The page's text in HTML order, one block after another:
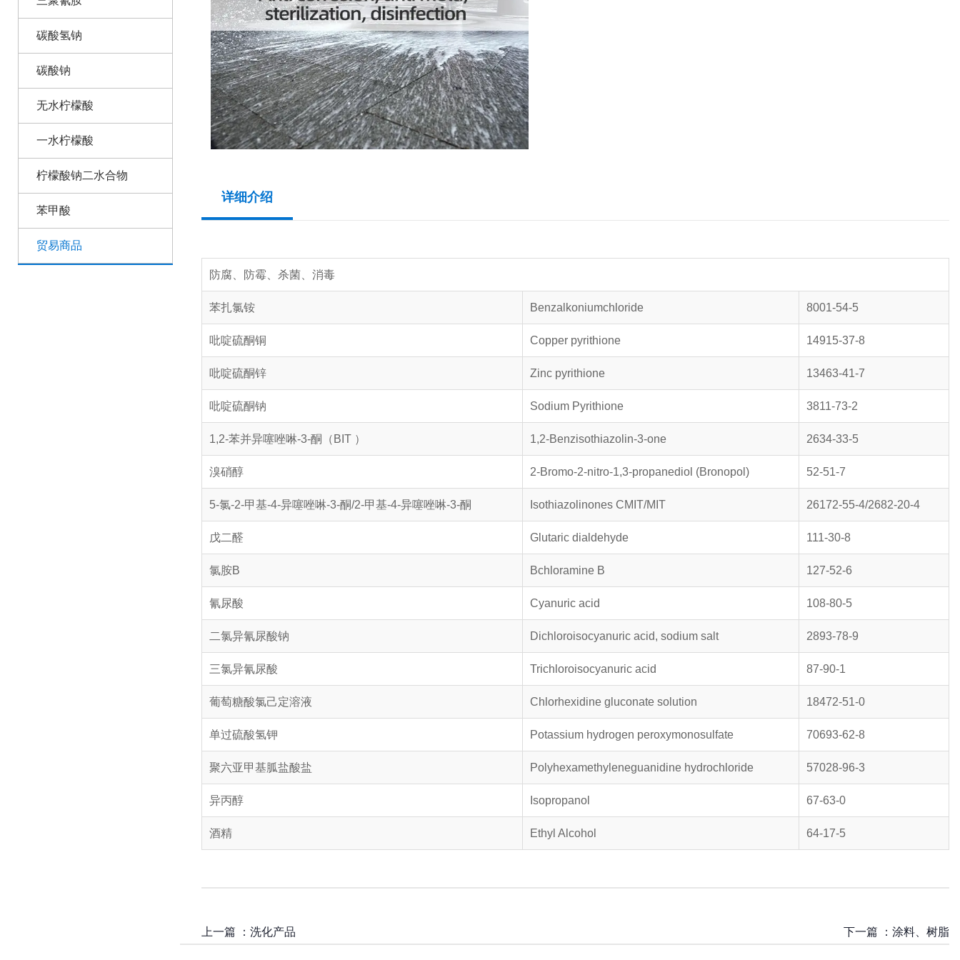
碳酸氢钠
碳酸钠
无水柠檬酸
一水柠檬酸
柠檬酸钠二水合物
苯甲酸
贸易商品
详细介绍
防腐、防霉、杀菌、消毒
苯扎氯铵 Benzalkoniumchloride 8001-54-5
吡啶硫酮铜 Copper pyrithione 14915-37-8
吡啶硫酮锌 Zinc pyrithione 13463-41-7
吡啶硫酮钠 Sodium Pyrithione 3811-73-2
1,2-苯并异噻唑啉-3-酮（BIT ） 1,2-Benzisothiazolin-3-one 2634-33-5
溴硝醇 2-Bromo-2-nitro-1,3-propanediol (Bronopol) 52-51-7
5-氯-2-甲基-4-异噻唑啉-3-酮/2-甲基-4-异噻唑啉-3-酮 Isothiazolinones CMIT/MIT 26172-55-4/2682-20-4
戊二醛 Glutaric dialdehyde 111-30-8
氯胺B Bchloramine B 127-52-6
氰尿酸 Cyanuric acid 108-80-5
二氯异氰尿酸钠 Dichloroisocyanuric acid, sodium salt 2893-78-9
三氯异氰尿酸 Trichloroisocyanuric acid 87-90-1
葡萄糖酸氯己定溶液 Chlorhexidine gluconate solution 18472-51-0
单过硫酸氢钾 Potassium hydrogen peroxymonosulfate 70693-62-8
聚六亚甲基胍盐酸盐 Polyhexamethyleneguanidine hydrochloride 57028-96-3
异丙醇 Isopropanol 67-63-0
酒精 Ethyl Alcohol 64-17-5
上一篇 ： 洗化产品 下一篇 ： 涂料、树脂